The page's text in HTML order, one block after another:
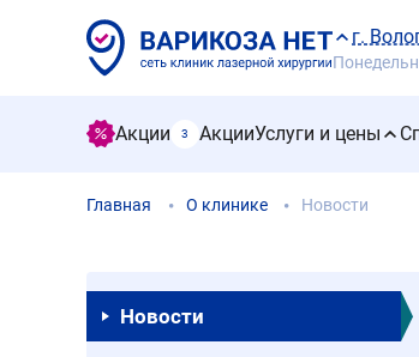
г.
Акции 3 АкцииУслуги и цены
Главная О клинике Новости
Новости